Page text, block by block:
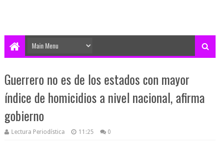
Guerrero no es de los estados con mayor
índice de homicidios a nivel nacional, afirma
gobierno
Lectura Periodística 11:25 0